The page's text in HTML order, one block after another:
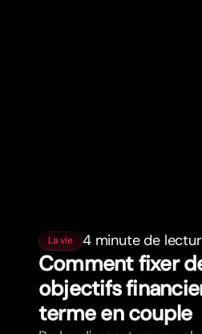
La vie 4 minute de
Comment fixer
objectifs
terme en couple